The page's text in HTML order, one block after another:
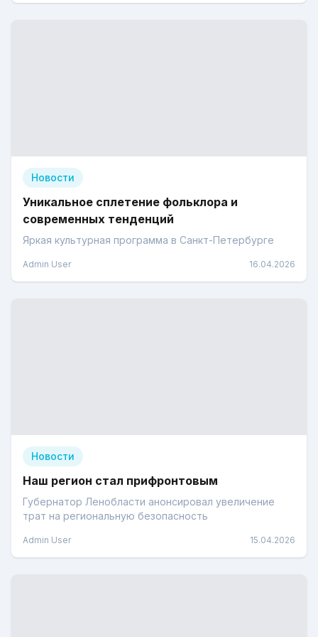
Новости
Уникальное сплетение фольклора и
современных тенденций
Яркая культурная программа в Санкт-Петербурге
Admin User 16.04.2026
Новости
Наш регион стал прифронтовым
Губернатор Ленобласти анонсировал увеличение
трат на региональную безопасность
Admin User 15.04.2026